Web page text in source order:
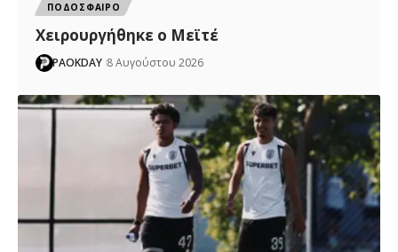
ΠΟΔΟΣΦΑΙΡΟ
Χειρουργήθηκε ο Μεϊτέ
PAOKDAY 8 Αυγούστου 2026